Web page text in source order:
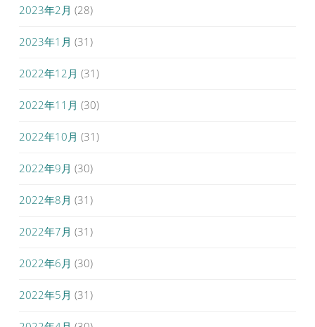
2023年2月 (28)
2023年1月 (31)
2022年12月 (31)
2022年11月 (30)
2022年10月 (31)
2022年9月 (30)
2022年8月 (31)
2022年7月 (31)
2022年6月 (30)
2022年5月 (31)